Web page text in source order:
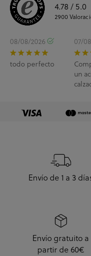
4.78 / 5.0
2900
08/08/2026
todo perfecto
07/
un
Envío de 1 a 3
Envío gratuito a
partir de 60€